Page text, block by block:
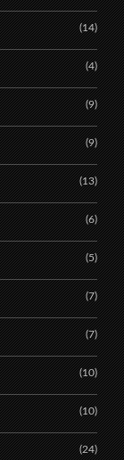
(14)
(4)
(9)
(9)
(13)
(6)
(5)
(7)
(7)
(10)
(10)
(24)